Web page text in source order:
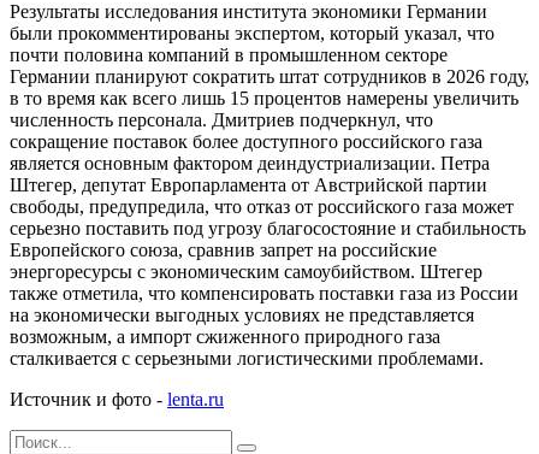
Результаты исследования института экономики Германии
были прокомментированы экспертом, который указал, что
почти половина компаний в промышленном секторе
Германии планируют сократить штат сотрудников в 2026 году,
в то время как всего лишь 15 процентов намерены увеличить
численность персонала. Дмитриев подчеркнул, что
сокращение поставок более доступного российского газа
является основным фактором деиндустриализации. Петра
Штегер, депутат Европарламента от Австрийской партии
свободы, предупредила, что отказ от российского газа может
серьезно поставить под угрозу благосостояние и стабильность
Европейского союза, сравнив запрет на российские
энергоресурсы с экономическим самоубийством. Штегер
также отметила, что компенсировать поставки газа из России
на экономически выгодных условиях не представляется
возможным, а импорт сжиженного природного газа
сталкивается с серьезными логистическими проблемами.
Источник и фото - lenta.ru